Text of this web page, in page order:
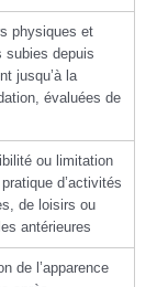
physiques et
subies depuis
jusqu’à la
évaluées de
ou limitation
d’activités
de loisirs ou
antérieures
de l’apparence